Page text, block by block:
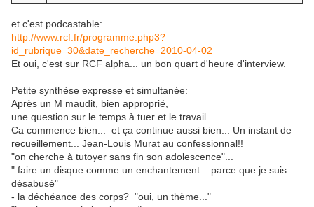
et c'est podcastable:
http://www.rcf.fr/programme.php3?
id_rubrique=30&date_recherche=2010-04-02
Et oui, c'est sur RCF alpha... un bon quart d'heure d'interview.
Petite synthèse expresse et simultanée:
Après un M maudit, bien approprié,
une question sur le temps à tuer et le travail.
Ca commence bien... et ça continue aussi bien... Un instant de
recueillement... Jean-Louis Murat au confessionnal!!
"on cherche à tutoyer sans fin son adolescence"...
" faire un disque comme un enchantement... parce que je suis
désabusé"
- la déchéance des corps? "oui, un thème..."